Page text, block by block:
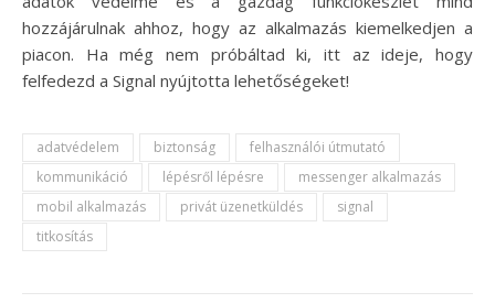
hozzájárulnak ahhoz, hogy az alkalmazás kiemelkedjen a
piacon. Ha még nem próbáltad ki, itt az ideje, hogy
felfedezd a Signal nyújtotta lehetőségeket!
adatvédelem biztonság
felhasználói útmutató
kommunikáció
lépésről lépésre
messenger alkalmazás
mobil alkalmazás
privát üzenetküldés
signal
titkosítás